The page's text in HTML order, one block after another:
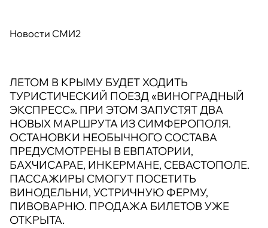
ЛЕТОМ В КРЫМУ БУДЕТ ХОДИТЬ
ТУРИСТИЧЕСКИЙ ПОЕЗД «ВИНОГРАДНЫЙ
ЭКСПРЕСС». ПРИ ЭТОМ ЗАПУСТЯТ ДВА
НОВЫХ МАРШРУТА ИЗ СИМФЕРОПОЛЯ.
ОСТАНОВКИ НЕОБЫЧНОГО СОСТАВА
ПРЕДУСМОТРЕНЫ В ЕВПАТОРИИ,
БАХЧИСАРАЕ, ИНКЕРМАНЕ, СЕВАСТОПОЛЕ.
ПАССАЖИРЫ СМОГУТ ПОСЕТИТЬ
ВИНОДЕЛЬНИ, УСТРИЧНУЮ ФЕРМУ,
ПИВОВАРНЮ. ПРОДАЖА БИЛЕТОВ УЖЕ
ОТКРЫТА.
Новости СМИ2